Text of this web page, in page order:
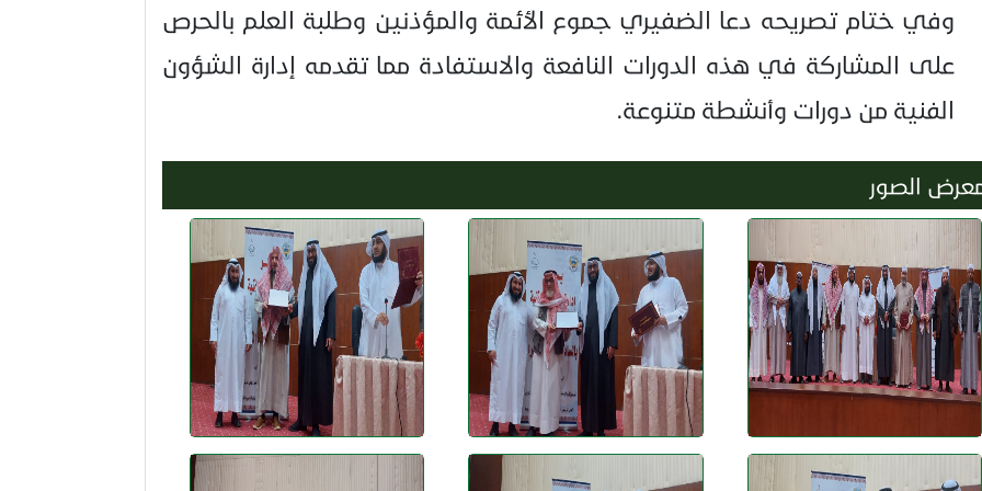
وفي ختام تصريحه دعا الضفيري جموع الأئمة والمؤذنين وطلبة العلم بالحرص
على المشاركة في هذه الدورات النافعة والاستفادة مما تقدمه إدارة الشؤون
الفنية من دورات وأنشطة متنوعة.
الصور